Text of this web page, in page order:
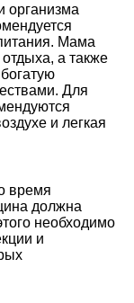
организма
Мама
а также
Для
и легкая
время
должна
необходимо
и